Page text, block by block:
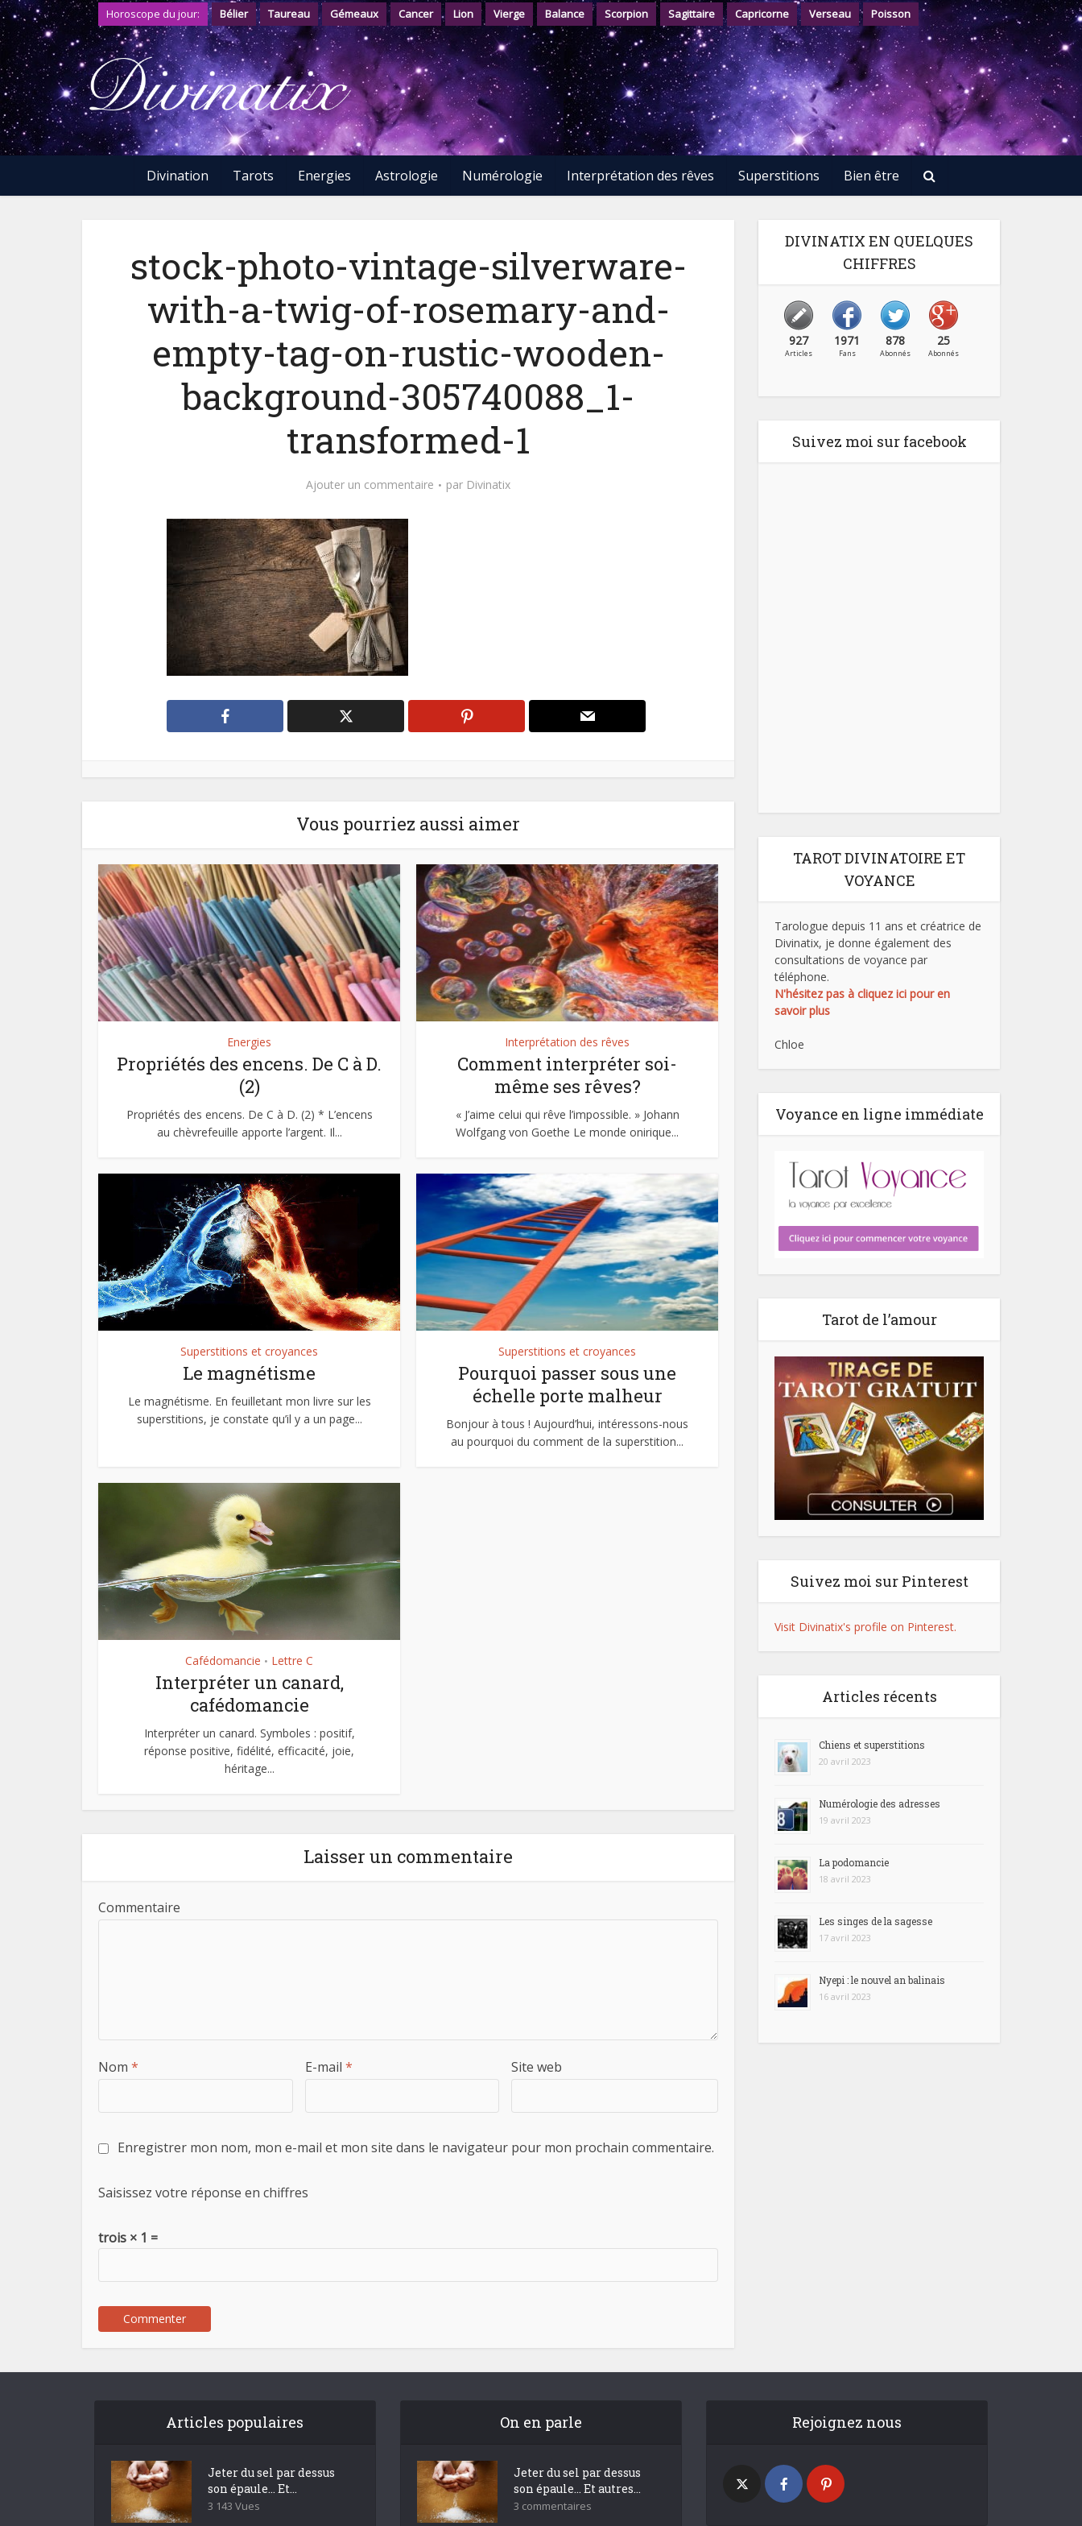
Horoscope du jour: Bélier Taureau Gémeaux Cancer Lion Vierge Balance Scorpion Sagittaire Capricorne Verseau Poisson
Divination Tarots Energies Astrologie Numérologie Interprétation des rêves Superstitions Bien être
stock-photo-vintage-silverware-
with-a-twig-of-rosemary-and-
empty-tag-on-rustic-wooden-
background-305740088_1-
transformed-1
Ajouter un commentaire par Divinatix
Vous pourriez aussi aimer
Energies
Propriétés des encens. De C à D.
(2)
Propriétés des encens. De C à D. (2) * L’encens
au chèvrefeuille apporte l’argent. Il...
Interprétation des rêves
Comment interpréter soi-
même ses rêves?
« J’aime celui qui rêve l’impossible. » Johann
Wolfgang von Goethe Le monde onirique...
Superstitions et croyances
Le magnétisme
Le magnétisme. En feuilletant mon livre sur les
superstitions, je constate qu’il y a un page...
Superstitions et croyances
Pourquoi passer sous une
échelle porte malheur
Bonjour à tous ! Aujourd’hui, intéressons-nous
au pourquoi du comment de la superstition...
Cafédomancie • Lettre C
Interpréter un canard,
cafédomancie
Interpréter un canard. Symboles : positif,
réponse positive, fidélité, efficacité, joie,
héritage...
Laisser un commentaire
Commentaire
Nom * E-mail * Site web
Enregistrer mon nom, mon e-mail et mon site dans le navigateur pour mon prochain commentaire.
Saisissez votre réponse en chiffres
trois × 1 =
DIVINATIX EN QUELQUES
CHIFFRES
927
Articles
1971
Fans
878
Abonnés
25
Abonnés
Suivez moi sur facebook
TAROT DIVINATOIRE ET
VOYANCE
Tarologue depuis 11 ans et créatrice de
Divinatix, je donne également des
consultations de voyance par
téléphone.
N'hésitez pas à cliquez ici pour en
savoir plus
Chloe
Voyance en ligne immédiate
Tarot de l’amour
Suivez moi sur Pinterest
Visit Divinatix's profile on Pinterest.
Articles récents
Chiens et superstitions
20 avril 2023
Numérologie des adresses
19 avril 2023
La podomancie
18 avril 2023
Les singes de la sagesse
17 avril 2023
Nyepi : le nouvel an balinais
16 avril 2023
Articles populaires
Jeter du sel par dessus
son épaule… Et...
3 143 Vues
On en parle
Jeter du sel par dessus
son épaule… Et autres...
3 commentaires
Rejoignez nous